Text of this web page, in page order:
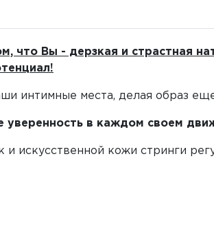
что Вы - дерзкая и страстная
интимные места, делая образ
уверенность в каждом своем
и искусственной кожи стринги